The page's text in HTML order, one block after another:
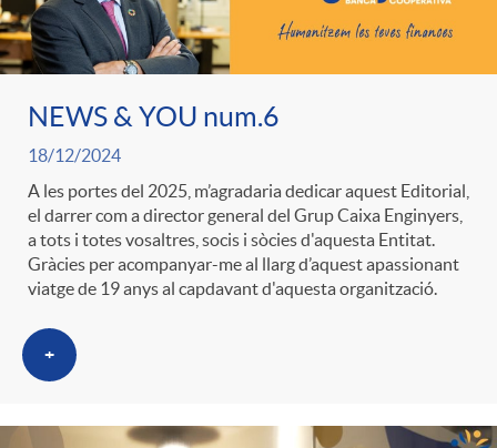
r
a
S
a
l
a
ó
p
e
r
c
a
t
e
n
i
d
o
l
c
a
d
o
NEWS & YOU num.6
18/12/2024
A les portes del 2025, m’agradaria dedicar aquest Editorial,
el darrer com a director general del Grup Caixa Enginyers,
a tots i totes vosaltres, socis i sòcies d'aquesta Entitat.
Gràcies per acompanyar-me al llarg d’aquest apassionant
viatge de 19 anys al capdavant d'aquesta organització.
+